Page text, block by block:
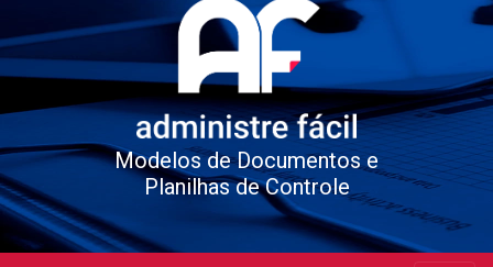
Modelos de Documentos e
Planilhas de Controle